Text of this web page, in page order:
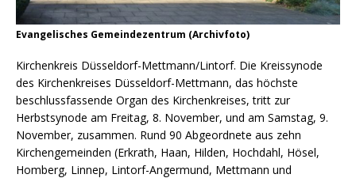
Evangelisches Gemeindezentrum (Archivfoto)
Kirchenkreis Düsseldorf-Mettmann/Lintorf. Die Kreissynode
des Kirchenkreises Düsseldorf-Mettmann, das höchste
beschlussfassende Organ des Kirchenkreises, tritt zur
Herbstsynode am Freitag, 8. November, und am Samstag, 9.
November, zusammen. Rund 90 Abgeordnete aus zehn
Kirchengemeinden (Erkrath, Haan, Hilden, Hochdahl, Hösel,
Homberg, Linnep, Lintorf-Angermund, Mettmann und